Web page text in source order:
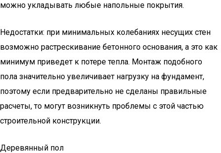
можно укладывать любые напольные покрытия.
Недостатки: при минимальных колебаниях несущих стен
возможно растрескивание бетонного основания, а это как
минимум приведет к потере тепла. Монтаж подобного
пола значительно увеличивает нагрузку на фундамент,
поэтому если предварительно не сделаны правильные
расчеты, то могут возникнуть проблемы с этой частью
строительной конструкции.
Деревянный пол